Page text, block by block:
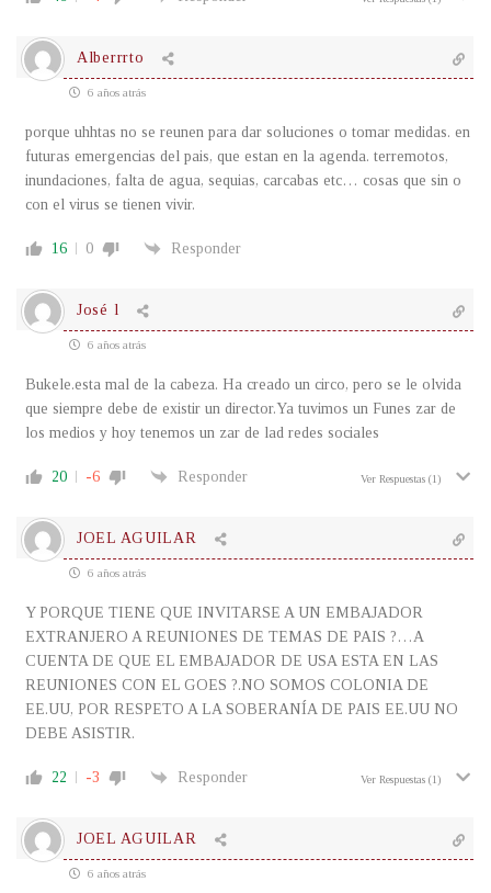
Alberrrto
6 años atrás
porque uhhtas no se reunen para dar soluciones o tomar medidas. en
futuras emergencias del pais, que estan en la agenda. terremotos,
inundaciones, falta de agua, sequias, carcabas etc… cosas que sin o
con el virus se tienen vivir.
16 0 Responder
José l
6 años atrás
Bukele.esta mal de la cabeza. Ha creado un circo, pero se le olvida
que siempre debe de existir un director.Ya tuvimos un Funes zar de
los medios y hoy tenemos un zar de lad redes sociales
20 -6 Responder Ver Respuestas (1)
JOEL AGUILAR
6 años atrás
Y PORQUE TIENE QUE INVITARSE A UN EMBAJADOR
EXTRANJERO A REUNIONES DE TEMAS DE PAIS ?…A
CUENTA DE QUE EL EMBAJADOR DE USA ESTA EN LAS
REUNIONES CON EL GOES ?.NO SOMOS COLONIA DE
EE.UU, POR RESPETO A LA SOBERANÍA DE PAIS EE.UU NO
DEBE ASISTIR.
22 -3 Responder Ver Respuestas (1)
JOEL AGUILAR
6 años atrás